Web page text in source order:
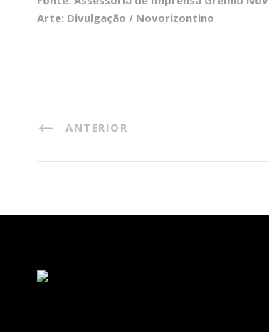
Arte: Divulgação / Novorizontino
ANTERIOR